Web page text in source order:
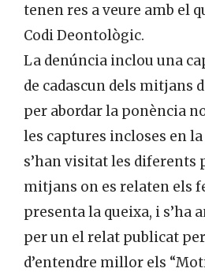
tenen res a veure amb el
Codi Deontològic.
La denúncia inclou una
de cadascun dels mitjans
per abordar la ponència
les captures incloses en
s’han visitat les diferents
mitjans on es relaten els
presenta la queixa, i s’ha
per un el relat publicat
d’entendre millor els